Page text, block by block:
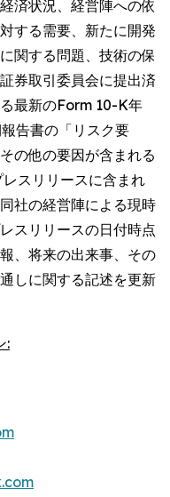
済状況、経営陣への依
する需要、新たに開発
関する問題、技術の保
券取引委員会に提出済
最新のForm 10-K年
告書の「リスク要
の他の要因が含まれる
スリリースに含まれ
社の経営陣による現時
スリリースの日付時点
、将来の出来事、その
しに関する記述を更新
: